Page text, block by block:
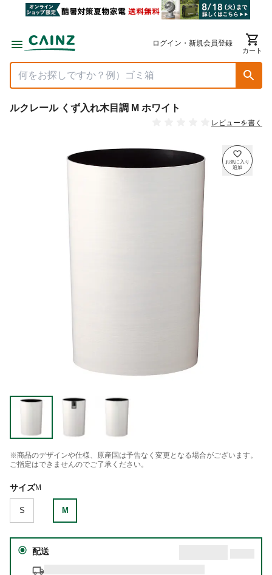
ログイン・新規会員登録
カート
ルクレール くず入れ木目調 M ホワイト
レビューを書く
※商品のデザインや仕様、原産国は予告なく変更となる場合がございます。
ご指定はできませんのでご了承ください。
サイズM
S M
配送